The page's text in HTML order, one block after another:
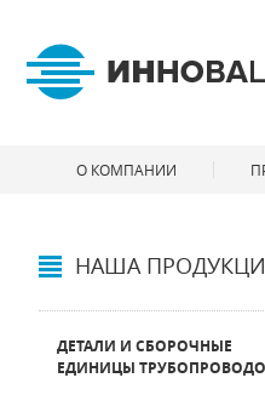
НАША
ДЕТАЛИ И СБОРОЧНЫЕ
ЕДИНИЦЫ
О КОМПАНИИ